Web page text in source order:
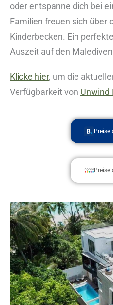
oder entspanne dich bei
Familien freuen sich über
Kinderbecken. Ein
Auszeit auf den
Klicke hier, um die
Verfügbarkeit von Unwind
Preise
Preise